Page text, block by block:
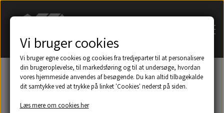
Søg på navn af tagsten
Vi bruger cookies
Vi bruger egne cookies og cookies fra tredjeparter til at personalisere
din brugeroplevelse, til markedsføring og til at undersøge, hvordan
vores hjemmeside anvendes af besøgende. Du kan altid tilbagekalde
dit samtykke ved at trykke på linket 'Cookies' nederst på siden.
Læs mere om cookies her